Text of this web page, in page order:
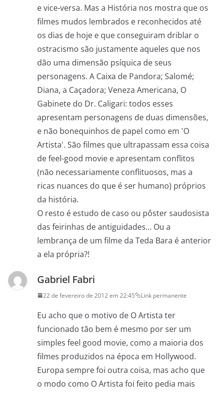
e vice-versa. Mas a História nos mostra que os
filmes mudos lembrados e reconhecidos até
os dias de hoje e que conseguiram driblar o
ostracismo são justamente aqueles que nos
dão uma dimensão psíquica de seus
personagens. A Caixa de Pandora; Salomé;
Diana, a Caçadora; Veneza Americana, O
Gabinete do Dr. Caligari: todos esses
apresentam personagens de duas dimensões,
e não bonequinhos de papel como em 'O
Artista'. São filmes que ultrapassam essa coisa
de feel-good movie e apresentam conflitos
(não necessariamente conflituosos, mas a
ricas nuances do que é ser humano) próprios
da história.
O resto é estudo de caso ou pôster saudosista
das feirinhas de antiguidades… Ou a
lembrança de um filme da Teda Bara é anterior
a ela própria?!
Gabriel Fabri
22 de fevereiro de 2012 em 22:45 Link permanente
Eu acho que o motivo de O Artista ter
funcionado tão bem é mesmo por ser um
simples feel good movie, como a maioria dos
filmes produzidos na época em Hollywood.
Europa sempre foi outra coisa, mas acho que
o modo como O Artista foi feito pedia mais